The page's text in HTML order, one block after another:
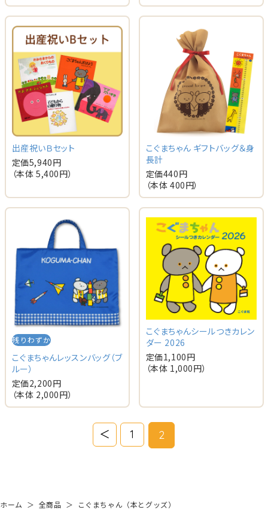
出産祝いＢセット
定価5,940円
（本体 5,400円）
こぐまちゃん ギフトバッグ＆身
長計
定価440円
（本体 400円）
残りわずか
こぐまちゃんレッスンバッグ（ブ
ルー）
定価2,200円
（本体 2,000円）
こぐまちゃんシールつきカレン
ダー 2026
定価1,100円
（本体 1,000円）
＜ 1 2
ホーム ＞ 全商品 ＞ こぐまちゃん（本とグッズ）